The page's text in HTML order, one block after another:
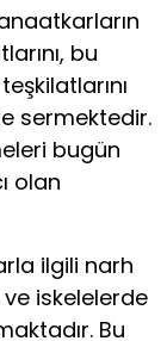
bu
sermektedir.
bugün
olan
ilgili narh
iskelelerde
Bu